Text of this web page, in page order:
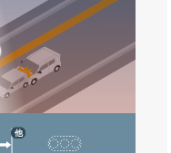
他